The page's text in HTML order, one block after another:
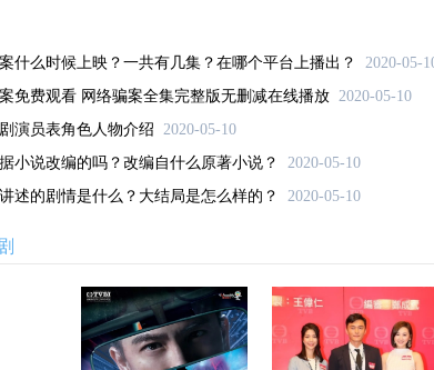
什么时候上映？一共有几集？在哪个平台上播出？
2020-05-
免费观看 网络骗案全集完整版无删减在线播放 2020-05-10
演员表角色人物介绍 2020-05-10
小说改编的吗？改编自什么原著小说？
2020-05-10
述的剧情是什么？大结局是怎么样的？
2020-05-10